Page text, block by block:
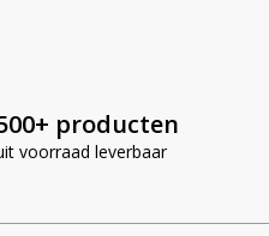
producten
voorraad leverbaar